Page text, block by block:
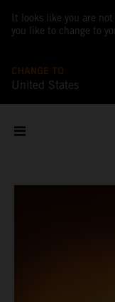
It looks like you are
you like to change to
CHANGE TO
United States